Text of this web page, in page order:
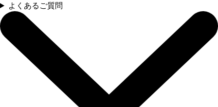
よくあるご質問